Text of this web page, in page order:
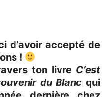
d’avoir accepté de
!
ton livre C’est
du Blanc qui